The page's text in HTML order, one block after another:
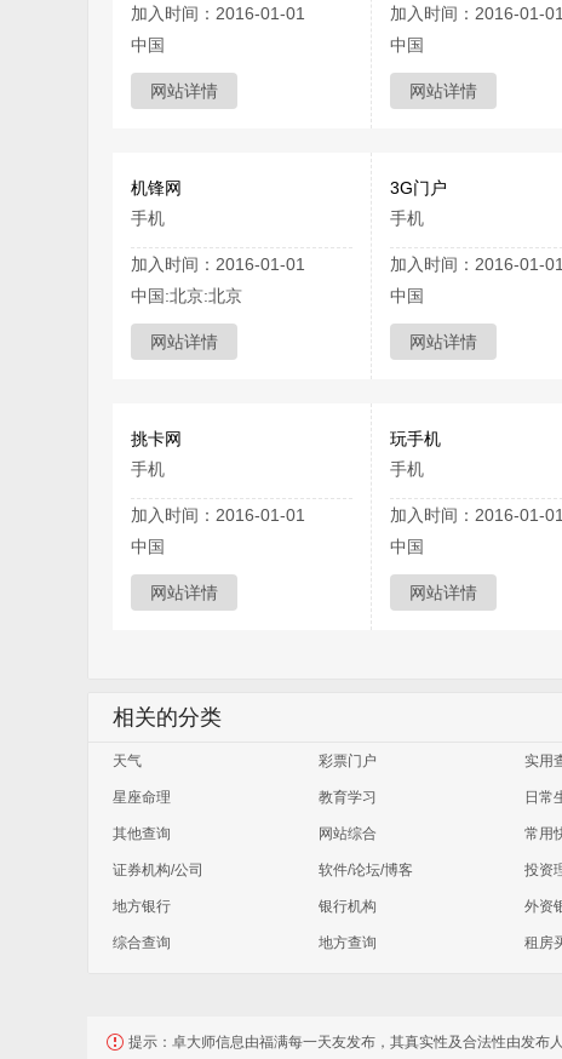
加入时间：2016-01-01
中国
网站详情
加入时间：2016-01-01
中国
网站详情
机锋网
手机
加入时间：2016-01-01
中国:北京:北京
网站详情
3G门户
手机
加入时间：2016-01-01
中国
网站详情
挑卡网
手机
加入时间：2016-01-01
中国
网站详情
玩手机
手机
加入时间：2016-01-01
中国
网站详情
相关的分类
天气 彩票门户 实用
星座命理 教育学习 日常
其他查询 网站综合 常用
证券机构/公司 软件/论坛/博客 投资
地方银行 银行机构 外资
综合查询 地方查询 租房
提示： 卓大师信息由福满每一天友发布，其真实性及合法性由发布